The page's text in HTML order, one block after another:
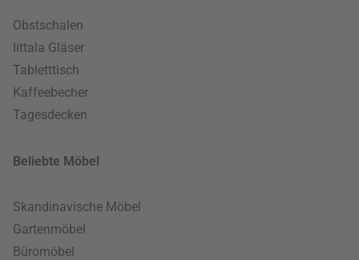
Obstschalen
Iittala Gläser
Tabletttisch
Kaffeebecher
Tagesdecken
Beliebte Möbel
Skandinavische Möbel
Gartenmöbel
Büromöbel